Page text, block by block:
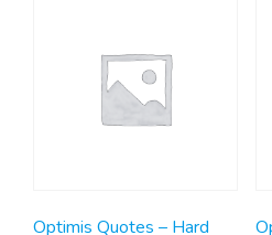
Optimis Quotes – Hard